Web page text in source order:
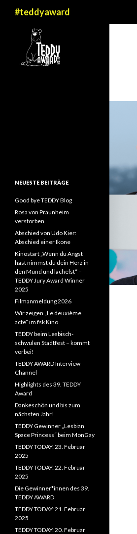
#teddyaward
NEUESTE BEITRÄGE
Good bye TEDDY Blog
Rosa von Praunheim
verstorben
Abschied von Udo Kier:
Abschied einer Ikone
Kinostart „Wenn du Angst
hast nimmst du dein Herz in
den Mund und lächelst“ –
TEDDY Jury Award Winner
2025
Filmanmeldung 2026
Wir zeigen „Le deuxième
acte“ im fsk Kino
TEDDY beim Lesbisch-
schwulen Stadtfest – kommt
vorbei!
TEDDY AWARD Interview
Channel
Highlights des 39. TEDDY
Award
Dankeschön und bis zum
nächsten Jahr!
TEDDY Gewinner „Lesbian
Space Princess“ beim MonGay
TEDDY TODAY: 23. Februar
2025
TEDDY TODAY: 22. Februar
2025
Die Gewinner*innen des 39.
TEDDY AWARD
TEDDY TODAY: 21. Februar
2025
TEDDY TODAY: 20. Februar